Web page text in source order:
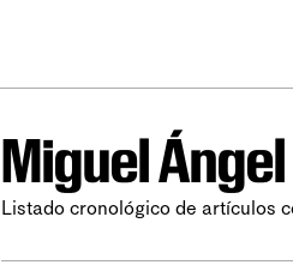
Miguel
Listado cronológico de artículos